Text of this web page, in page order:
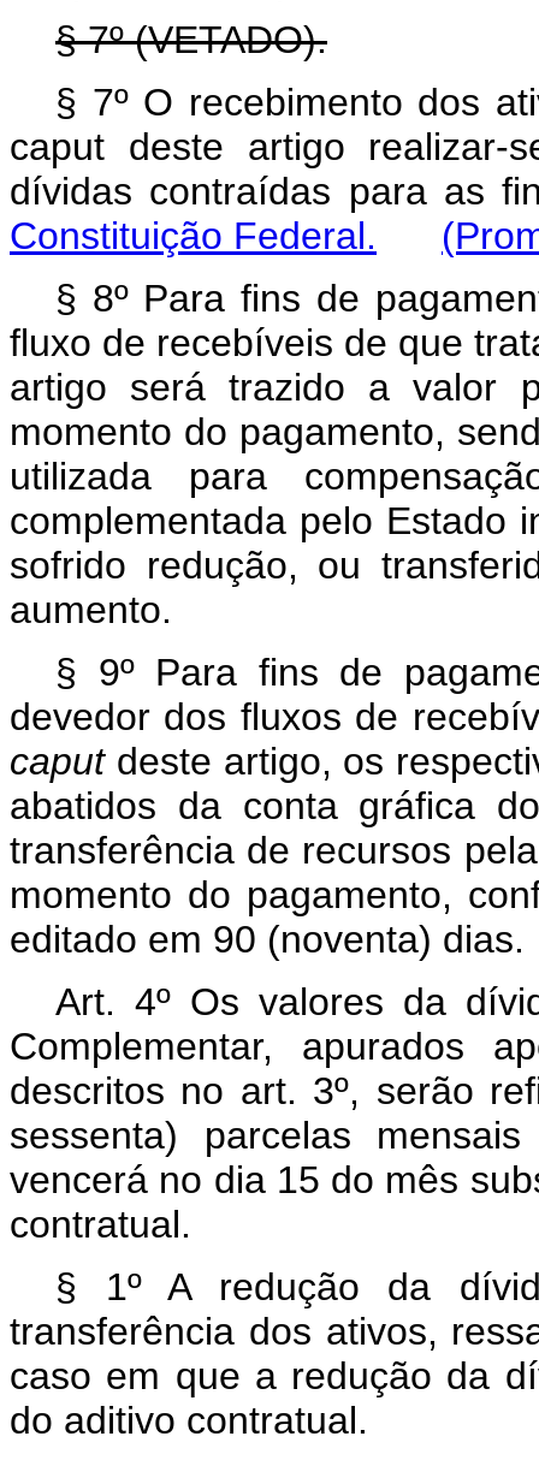
§ 7º (VETADO).
§ 7º O recebimento dos
caput deste artigo realizar-
dívidas contraídas para as
Constituição Federal.
§ 8º Para fins de
fluxo de recebíveis de que
artigo será trazido a valor
momento do pagamento,
utilizada para
complementada pelo Estado
sofrido redução, ou
aumento.
§ 9º Para fins de
devedor dos fluxos de
caputdeste artigo, os
abatidos da conta gráfica
transferência de recursos
momento do pagamento,
editado em 90 (noventa) dias.
Art. 4ºOs valores da
Complementar, apurados
descritos no art. 3º, serão
sessenta) parcelas
vencerá no dia 15 do mês
contratual.
§ 1º A redução da
transferência dos ativos,
caso em que a redução da
do aditivo contratual.